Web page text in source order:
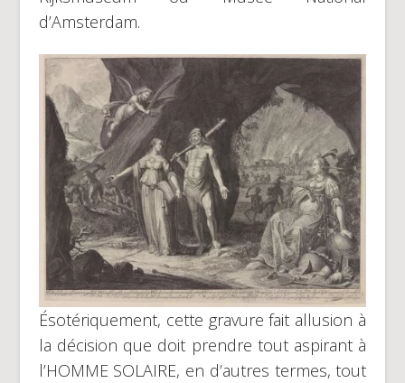
d’Amsterdam.
Ésotériquement, cette gravure fait allusion à
la décision que doit prendre tout aspirant à
l’HOMME SOLAIRE, en d’autres termes, tout